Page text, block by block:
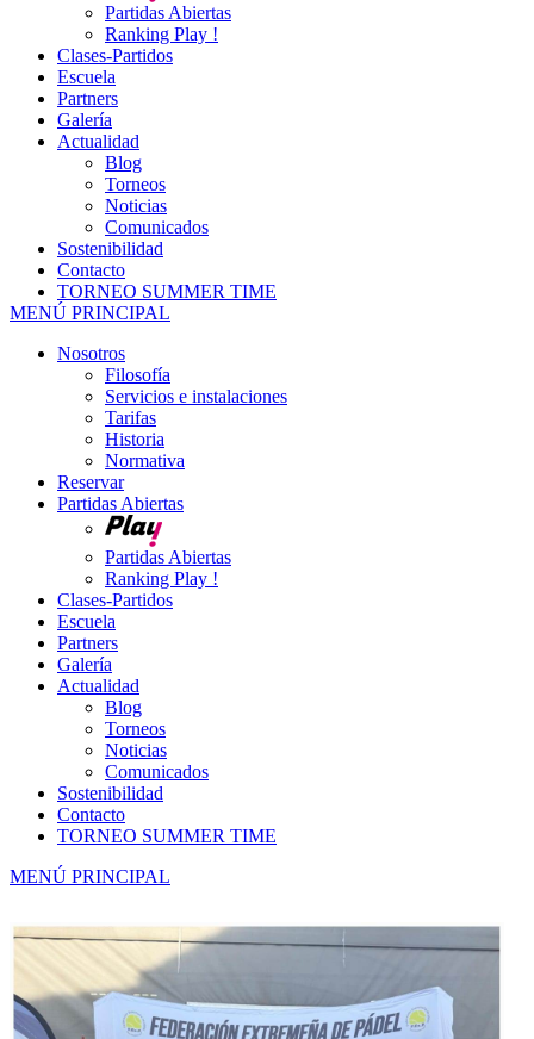
Partidas Abiertas
Ranking Play !
Clases-Partidos
Escuela
Partners
Galería
Actualidad
Blog
Torneos
Noticias
Comunicados
Sostenibilidad
Contacto
TORNEO SUMMER TIME
MENÚ PRINCIPAL
Nosotros
Filosofía
Servicios e instalaciones
Tarifas
Historia
Normativa
Reservar
Partidas Abiertas
Partidas Abiertas
Ranking Play !
Clases-Partidos
Escuela
Partners
Galería
Actualidad
Blog
Torneos
Noticias
Comunicados
Sostenibilidad
Contacto
TORNEO SUMMER TIME
MENÚ PRINCIPAL